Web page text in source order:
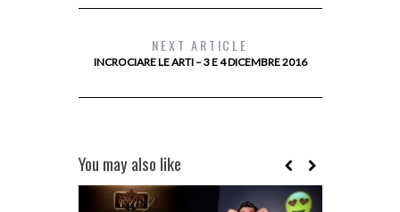
NEXT ARTICLE
INCROCIARE LE ARTI – 3 E 4 DICEMBRE 2016
You may also like